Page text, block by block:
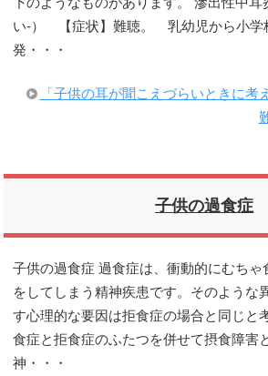
下のようなものがあります。 滲出性中耳
い-） 【症状】難聴。 乳幼児から小学
発・・・
「子供の耳が聞こえづらいときに考
子供の過食症
子供の過食症 過食症は、衝動的にむちゃ
をしてしまう精神疾患です。そのような
す心理的な要因は拒食症の場合と同じと
食症と拒食症のふたつを併せて摂食障害
神・・・